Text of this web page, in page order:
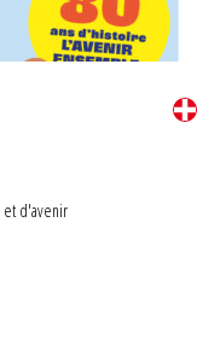
d'avenir